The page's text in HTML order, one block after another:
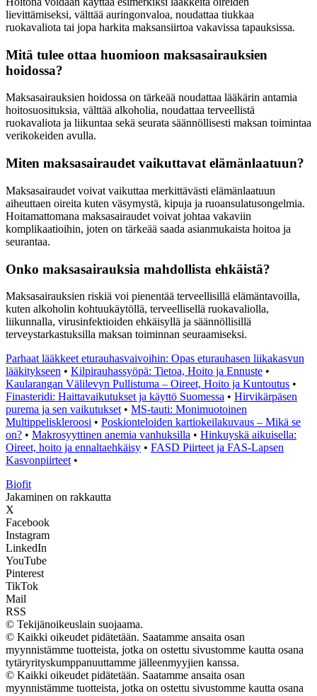
lievittämiseksi, välttää auringonvaloa, noudattaa tiukkaa
ruokavaliota tai jopa harkita maksansiirtoa vakavissa tapauksissa.
Mitä tulee ottaa huomioon maksasairauksien
hoidossa?
Maksasairauksien hoidossa on tärkeää noudattaa lääkärin antamia
hoitosuosituksia, välttää alkoholia, noudattaa terveellistä
ruokavaliota ja liikuntaa sekä seurata säännöllisesti maksan toimintaa
verikokeiden avulla.
Miten maksasairaudet vaikuttavat elämänlaatuun?
Maksasairaudet voivat vaikuttaa merkittävästi elämänlaatuun
aiheuttaen oireita kuten väsymystä, kipuja ja ruoansulatusongelmia.
Hoitamattomana maksasairaudet voivat johtaa vakaviin
komplikaatioihin, joten on tärkeää saada asianmukaista hoitoa ja
seurantaa.
Onko maksasairauksia mahdollista ehkäistä?
Maksasairauksien riskiä voi pienentää terveellisillä elämäntavoilla,
kuten alkoholin kohtuukäytöllä, terveellisellä ruokavaliolla,
liikunnalla, virusinfektioiden ehkäisyllä ja säännöllisillä
terveystarkastuksilla maksan toiminnan seuraamiseksi.
Parhaat lääkkeet eturauhasvaivoihin: Opas eturauhasen liikakasvun
lääkitykseen • Kilpirauhassyöpä: Tietoa, Hoito ja Ennuste •
Kaularangan Välilevyn Pullistuma – Oireet, Hoito ja Kuntoutus •
Finasteridi: Haittavaikutukset ja käyttö Suomessa • Hirvikärpäsen
purema ja sen vaikutukset • MS-tauti: Monimuotoinen
Multippeliskleroosi • Poskionteloiden kartiokeilakuvaus – Mikä se
on? • Makrosyyttinen anemia vanhuksilla • Hinkuyskä aikuisella:
Oireet, hoito ja ennaltaehkäisy • FASD Piirteet ja FAS-Lapsen
Kasvonpiirteet •
Biofit
Jakaminen on rakkautta
X
Facebook
Instagram
LinkedIn
YouTube
Pinterest
TikTok
Mail
RSS
© Tekijänoikeuslain suojaama.
© Kaikki oikeudet pidätetään. Saatamme ansaita osan
myynnistämme tuotteista, jotka on ostettu sivustomme kautta osana
tytäryrityskumppanuuttamme jälleenmyyjien kanssa.
© Kaikki oikeudet pidätetään. Saatamme ansaita osan
myynnistämme tuotteista, jotka on ostettu sivustomme kautta osana